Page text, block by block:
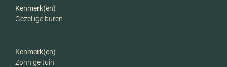
Kenmerk(en)
Gezellige buren
Kenmerk(en)
Zonnige tuin